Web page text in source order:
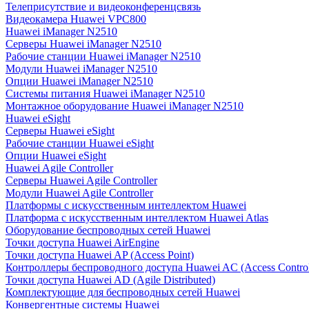
Телеприсутствие и видеоконференцсвязь
Видеокамера Huawei VPC800
Huawei iManager N2510
Серверы Huawei iManager N2510
Рабочие станции Huawei iManager N2510
Модули Huawei iManager N2510
Опции Huawei iManager N2510
Системы питания Huawei iManager N2510
Монтажное оборудование Huawei iManager N2510
Huawei eSight
Серверы Huawei eSight
Рабочие станции Huawei eSight
Опции Huawei eSight
Huawei Agile Controller
Серверы Huawei Agile Controller
Модули Huawei Agile Controller
Платформы с искусственным интеллектом Huawei
Платформа с искусственным интеллектом Huawei Atlas
Оборудование беспроводных сетей Huawei
Точки доступа Huawei AirEngine
Точки доступа Huawei AP (Access Point)
Контроллеры беспроводного доступа Huawei AC (Access
Точки доступа Huawei AD (Agile Distributed)
Комплектующие для беспроводных сетей Huawei
Конвергентные системы Huawei